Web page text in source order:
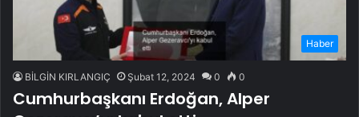
Haber
BİLGİN KIRLANGIÇ Şubat 12, 2024 0 0
Cumhurbaşkanı Erdoğan, Alper